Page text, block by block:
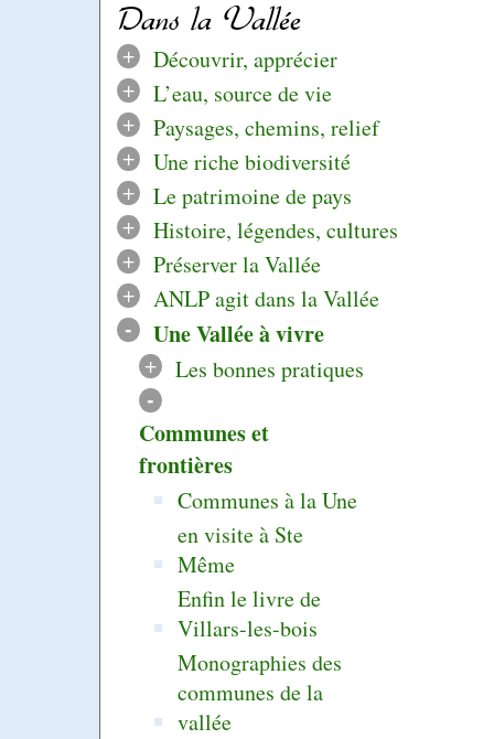
Dans la Vallée
+
Découvrir, apprécier
+
L’eau, source de vie
+
Paysages, chemins, relief
+
Une riche biodiversité
+
Le patrimoine de pays
+
Histoire, légendes, cultures
+
Préserver la Vallée
+
ANLP agit dans la Vallée
- Une Vallée à vivre
+ Les bonnes pratiques
-
Communes et
frontières
Communes à la Une
en visite à Ste
Même
Enfin le livre de
Villars-les-bois
Monographies des
communes de la
vallée